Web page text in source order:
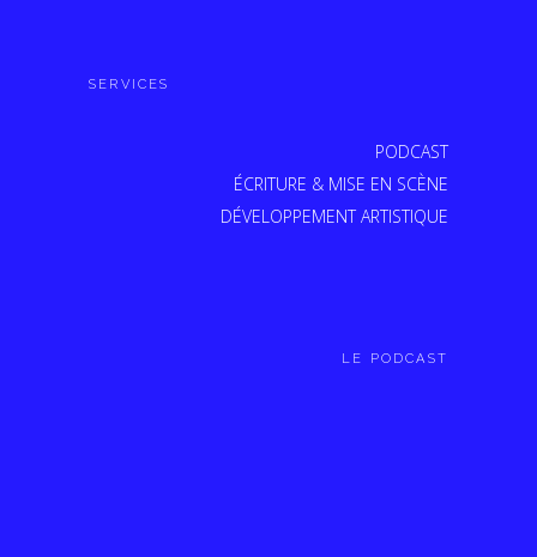
SERVICES
PODCAST
ÉCRITURE & MISE EN SCÈNE
DÉVELOPPEMENT ARTISTIQUE
LE PODCAST